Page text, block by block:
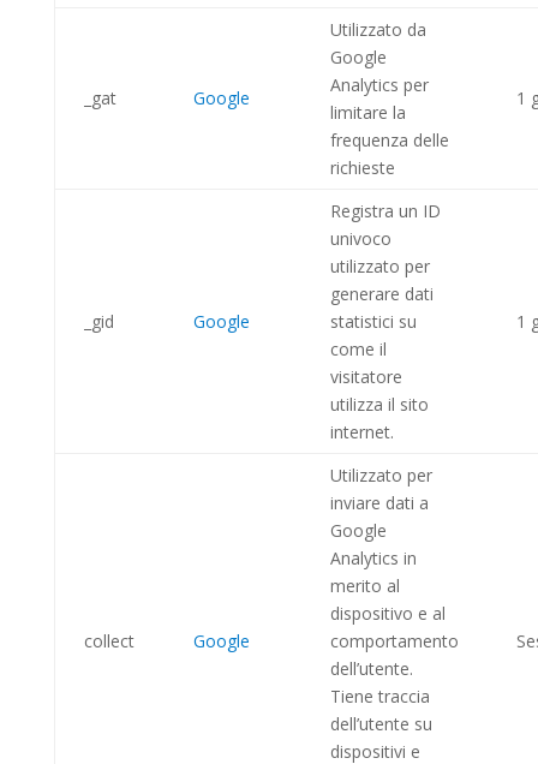
_gat Google
Utilizzato da
Google
Analytics per
limitare la
frequenza delle
richieste
1
_gid Google
Registra un ID
univoco
utilizzato per
generare dati
statistici su
come il
visitatore
utilizza il sito
internet.
1
collect Google
Utilizzato per
inviare dati a
Google
Analytics in
merito al
dispositivo e al
comportamento
dell’utente.
Tiene traccia
dell’utente su
dispositivi e